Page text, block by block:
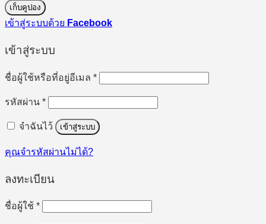
เก็บคูปอง
เข้าสู่ระบบด้วย Facebook
เข้าสู่ระบบ
ชื่อผู้ใช้หรือที่อยู่อีเมล *ต้องการ
รหัสผ่าน *ต้องการ
จำฉันไว้ เข้าสู่ระบบ
คุณจำรหัสผ่านไม่ได้?
ลงทะเบียน
ชื่อผู้ใช้ *ต้องการ